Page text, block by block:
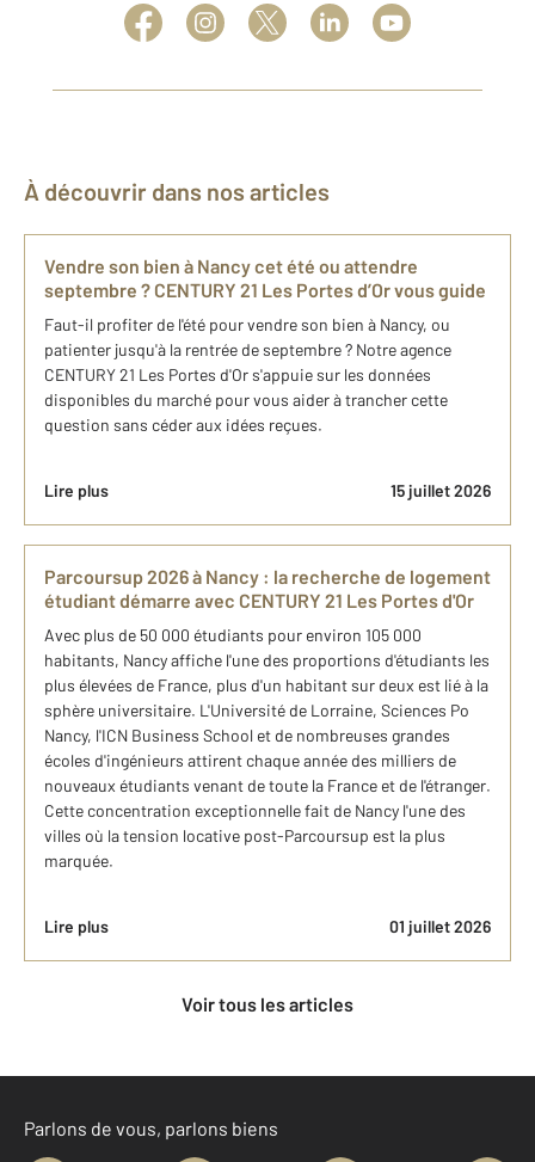
À découvrir dans nos articles
Vendre son bien à Nancy cet été ou attendre
septembre ? CENTURY 21 Les Portes d’Or vous guide
Faut-il profiter de l'été pour vendre son bien à Nancy, ou
patienter jusqu'à la rentrée de septembre ? Notre agence
CENTURY 21 Les Portes d'Or s'appuie sur les données
disponibles du marché pour vous aider à trancher cette
question sans céder aux idées reçues.
Lire plus 15 juillet 2026
Parcoursup 2026 à Nancy : la recherche de logement
étudiant démarre avec CENTURY 21 Les Portes d'Or
Avec plus de 50 000 étudiants pour environ 105 000
habitants, Nancy affiche l'une des proportions d'étudiants les
plus élevées de France, plus d'un habitant sur deux est lié à la
sphère universitaire. L'Université de Lorraine, Sciences Po
Nancy, l'ICN Business School et de nombreuses grandes
écoles d'ingénieurs attirent chaque année des milliers de
nouveaux étudiants venant de toute la France et de l'étranger.
Cette concentration exceptionnelle fait de Nancy l'une des
villes où la tension locative post-Parcoursup est la plus
marquée.
Lire plus 01 juillet 2026
Voir tous les articles
Parlons de vous, parlons biens